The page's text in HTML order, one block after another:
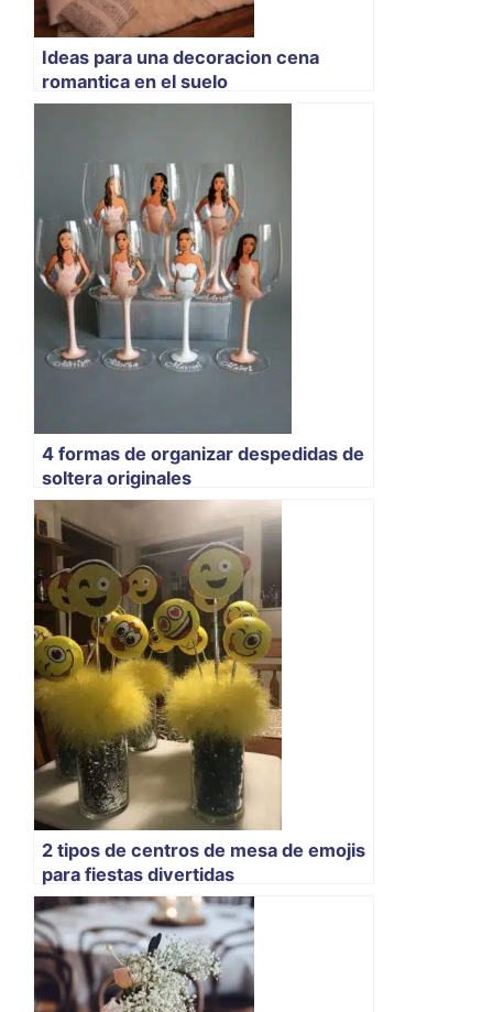
Ideas para una decoracion cena
romantica en el suelo
4 formas de organizar despedidas de
soltera originales
2 tipos de centros de mesa de emojis
para fiestas divertidas